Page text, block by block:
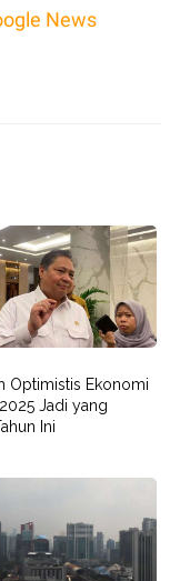
News
Optimistis Ekonomi
Jadi yang
Ini